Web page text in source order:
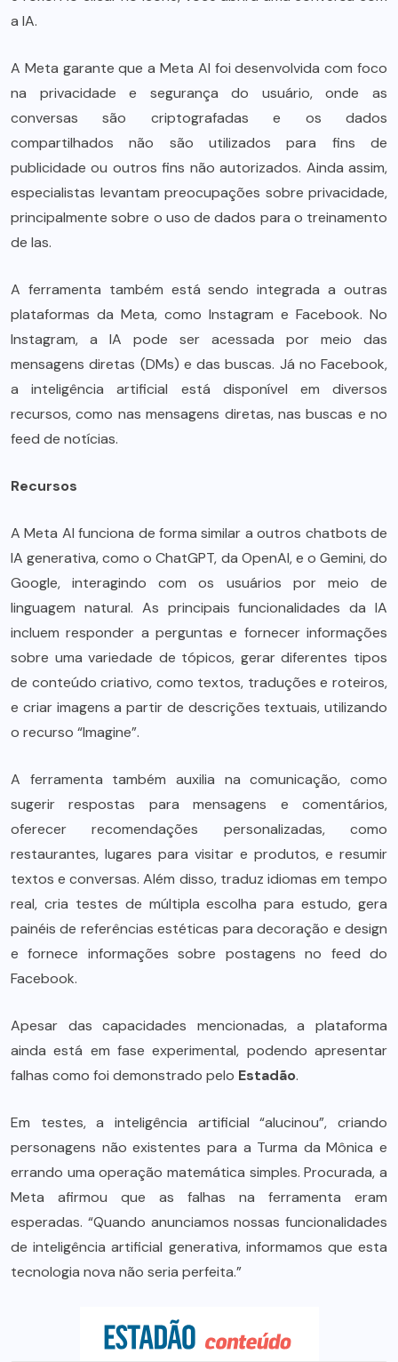
a IA.
A Meta garante que a Meta AI foi desenvolvida com foco
na privacidade e segurança do usuário, onde as
conversas são criptografadas e os dados
compartilhados não são utilizados para fins de
publicidade ou outros fins não autorizados. Ainda assim,
especialistas levantam preocupações sobre privacidade,
principalmente sobre o uso de dados para o treinamento
de Ias.
A ferramenta também está sendo integrada a outras
plataformas da Meta, como Instagram e Facebook. No
Instagram, a IA pode ser acessada por meio das
mensagens diretas (DMs) e das buscas. Já no Facebook,
a inteligência artificial está disponível em diversos
recursos, como nas mensagens diretas, nas buscas e no
feed de notícias.
Recursos
A Meta AI funciona de forma similar a outros chatbots de
IA generativa, como o ChatGPT, da OpenAI, e o Gemini, do
Google, interagindo com os usuários por meio de
linguagem natural. As principais funcionalidades da IA
incluem responder a perguntas e fornecer informações
sobre uma variedade de tópicos, gerar diferentes tipos
de conteúdo criativo, como textos, traduções e roteiros,
e criar imagens a partir de descrições textuais, utilizando
o recurso “Imagine”.
A ferramenta também auxilia na comunicação, como
sugerir respostas para mensagens e comentários,
oferecer recomendações personalizadas, como
restaurantes, lugares para visitar e produtos, e resumir
textos e conversas. Além disso, traduz idiomas em tempo
real, cria testes de múltipla escolha para estudo, gera
painéis de referências estéticas para decoração e design
e fornece informações sobre postagens no feed do
Facebook.
Apesar das capacidades mencionadas, a plataforma
ainda está em fase experimental, podendo apresentar
falhas como foi demonstrado pelo Estadão.
Em testes, a inteligência artificial “alucinou”, criando
personagens não existentes para a Turma da Mônica e
errando uma operação matemática simples. Procurada, a
Meta afirmou que as falhas na ferramenta eram
esperadas. “Quando anunciamos nossas funcionalidades
de inteligência artificial generativa, informamos que esta
tecnologia nova não seria perfeita.”